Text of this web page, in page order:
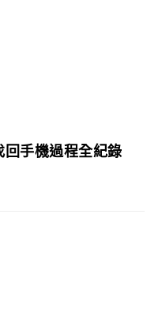
手機過程全紀錄